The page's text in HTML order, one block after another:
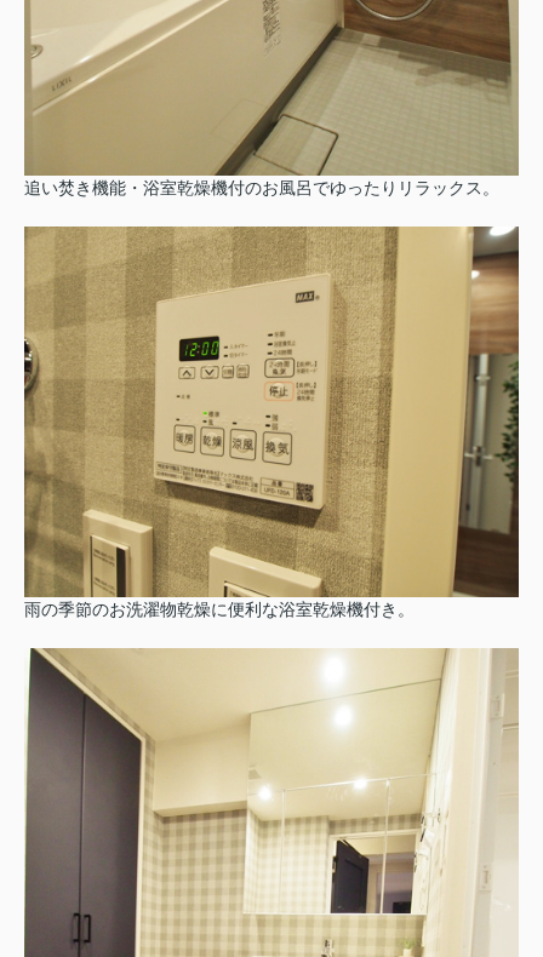
追い焚き機能・浴室乾燥機付のお風呂でゆったりリラックス。
雨の季節のお洗濯物乾燥に便利な浴室乾燥機付き。